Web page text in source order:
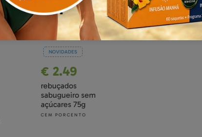
NOVIDADES
€ 2.49
rebuçados
sabugueiro sem
açúcares 75g
CEM PORCENTO